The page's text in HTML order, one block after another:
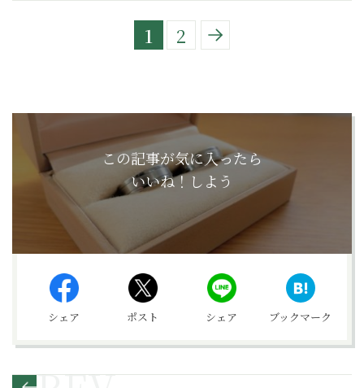
1 2
この記事が気に入ったら
いいね！しよう
シェア ポスト シェア ブックマーク